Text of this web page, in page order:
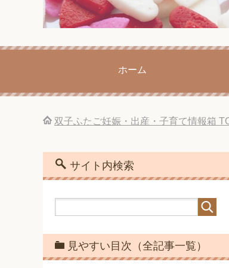
ホーム
双子ふたご妊娠・出産・子育て情報箱
サイト内検索
見やすい目次（全記事一覧）